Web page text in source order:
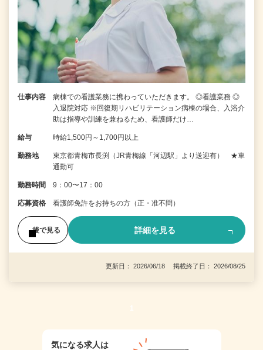
仕事内容
病棟での看護業務に携わっていただきます。 ◎看護業務 ◎
入退院対応 ※回復期リハビリテーション病棟の場合、入浴介
助は指導や訓練を兼ねるため、看護師だけ…
給与 時給1,500円～1,700円以上
勤務地
東京都青梅市長渕（JR青梅線「河辺駅」より送迎有） ★車
通勤可
勤務時間 9：00〜17：00
応募資格 看護師免許をお持ちの方（正・准不問）
後で見る 詳細を見る
更新日： 2026/06/18 掲載終了日： 2026/08/25
1
気になる求人は